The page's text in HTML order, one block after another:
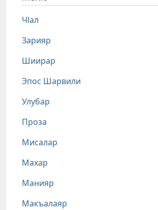
Чlал
Зарияр
Шиирар
Эпос Шарвили
Улубар
Проза
Мисалар
Махар
Манияр
Макъалаяр